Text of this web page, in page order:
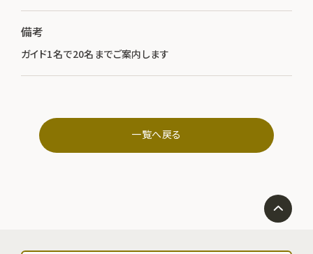
備考
ガイド1名で20名までご案内します
一覧へ戻る